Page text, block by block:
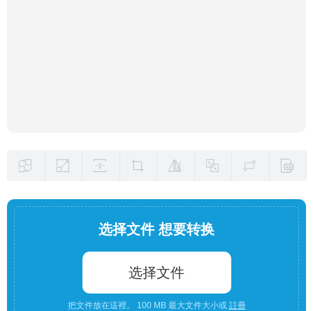
选择文件 想要转换
选择文件
把文件放在這裡。 100 MB 最大文件大小或 註冊